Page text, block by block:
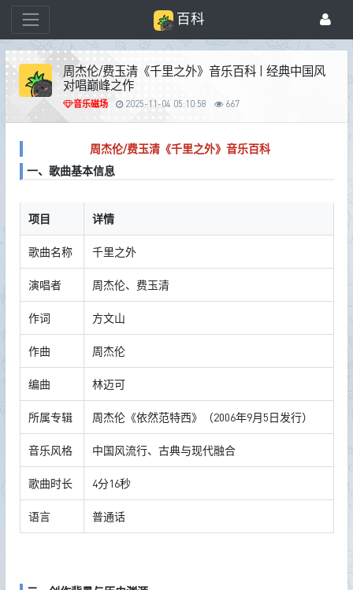
百科
周杰伦/费玉清《千里之外》音乐百科 | 经典中国风
对唱巅峰之作
音乐磁场 2025-11-04 05:10:58 667
周杰伦/费玉清《千里之外》音乐百科
一、歌曲基本信息
项目 详情
歌曲名称 千里之外
演唱者 周杰伦、费玉清
作词 方文山
作曲 周杰伦
编曲 林迈可
所属专辑 周杰伦《依然范特西》（2006年9月5日发行）
音乐风格 中国风流行、古典与现代融合
歌曲时长 4分16秒
语言 普通话